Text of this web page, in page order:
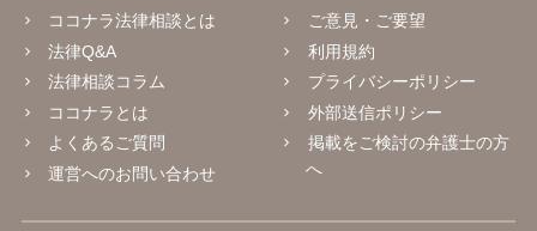
ココナラ法律相談とは
法律Q&A
法律相談コラム
ココナラとは
よくあるご質問
運営へのお問い合わせ
ご意見・ご要望
利用規約
プライバシーポリシー
外部送信ポリシー
掲載をご検討の弁護士の方
へ